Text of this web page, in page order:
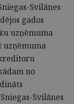
Svilānes
gados
uzņēmuma
uzņēmuma
no
Svilānes